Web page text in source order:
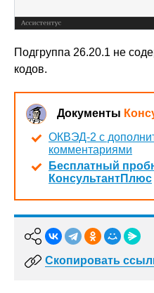
Подгруппа 26.20.1 не
кодов.
Документы
ОКВЭД-2 с
комментариями
Бесплатный
КонсультантПлюс
Скопировать